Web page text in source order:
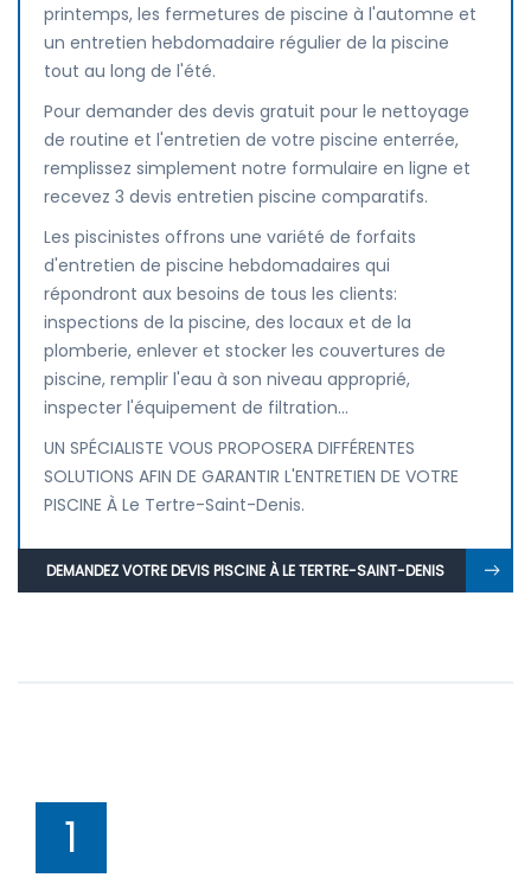
printemps, les fermetures de piscine à l'automne et
un entretien hebdomadaire régulier de la piscine
tout au long de l'été.
Pour demander des devis gratuit pour le nettoyage
de routine et l'entretien de votre piscine enterrée,
remplissez simplement notre formulaire en ligne et
recevez 3 devis entretien piscine comparatifs.
Les piscinistes offrons une variété de forfaits
d'entretien de piscine hebdomadaires qui
répondront aux besoins de tous les clients:
inspections de la piscine, des locaux et de la
plomberie, enlever et stocker les couvertures de
piscine, remplir l'eau à son niveau approprié,
inspecter l'équipement de filtration...
UN SPÉCIALISTE VOUS PROPOSERA DIFFÉRENTES
SOLUTIONS AFIN DE GARANTIR L'ENTRETIEN DE VOTRE
PISCINE À Le Tertre-Saint-Denis.
DEMANDEZ VOTRE DEVIS PISCINE À LE TERTRE-SAINT-DENIS
1